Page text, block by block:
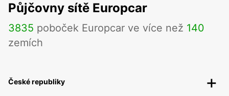
Půjčovny sítě Europcar
3835 poboček Europcar ve více než 140
zemích
České republiky